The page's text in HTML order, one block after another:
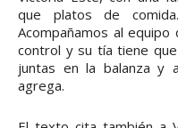
que platos de
Acompañamos al
control y su tía tiene
juntas en la balanza y
agrega.